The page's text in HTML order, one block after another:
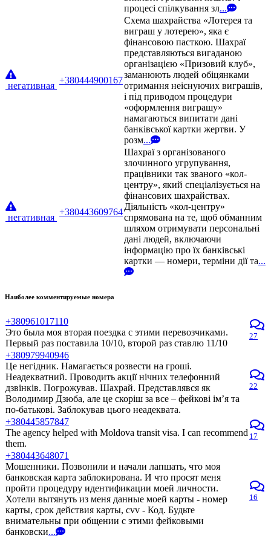
процесі спілкування зл...
негативная
+380444900167
Схема шахрайства «Лотерея та
виграш у лотерею», яка є
фінансовою пасткою. Шахраї
представляються вигаданою
організацією «Призовий клуб»,
заманюють людей обіцянками
отримання неіснуючих виграшів,
і під приводом процедури
«оформлення виграшу»
намагаються випитати дані
банківської картки жертви. У
розм...
негативная
+380443609764
Шахраї з організованого
злочинного угрупування,
працівники так званого «кол-
центру», який спеціалізується на
фінансових шахрайствах.
Діяльність «кол-центру»
спрямована на те, щоб обманним
шляхом отримувати персональні
дані людей, включаючи
інформацію про їх банківські
картки — номери, терміни дії та...
Наиболее комментируемые номера
+380961017110
Это была моя вторая поездка с этими перевозчиками.
Первый раз поставила 10/10, второй раз ставлю 11/10
27
+380979940946
Це негідник. Намагається розвести на гроші.
Неадекватний. Проводить акції нічних телефонний
дзвінків. Погрожував. Шахрай. Представлявся як
Володимир Дзюба, але це скоріш за все – фейкові ім’я та
по-батькові. Заблокував цього неадеквата.
22
+380445857847
The agency helped with Moldova transit visa. I can recommend
them.
17
+380443648071
Мошенники. Позвонили и начали лапшать, что моя
банковская карта заблокирована. И что просят меня
пройти процедуру идентификации моей личности.
Хотели вытянуть из меня данные моей карты - номер
карты, срок действия карты, cvv - Код. Будьте
внимательны при общении с этими фейковыми
банковски...
16